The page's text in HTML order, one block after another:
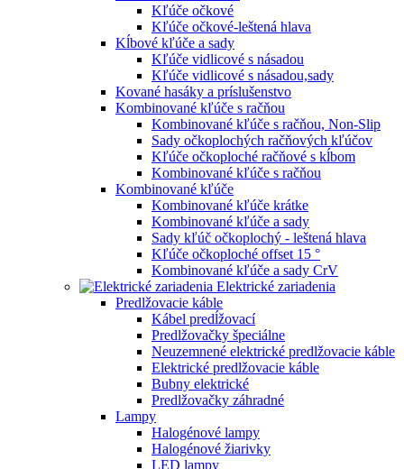
Kľúče očkové
Kľúče očkové-leštená hlava
Kĺbové kľúče a sady
Kľúče vidlicové s násadou
Kľúče vidlicové s násadou,sady
Kované hasáky a príslušenstvo
Kombinované kľúče s račňou
Kombinované kľúče s račňou, Non-Slip
Sady očkoplochých račňových kľúčov
Kľúče očkoploché račňové s kĺbom
Kombinované kľúče s račňou
Kombinované kľúče
Kombinované kľúče krátke
Kombinované kľúče a sady
Sady kľúč očkoplochý - leštená hlava
Kľúče očkoploché offset 15 °
Kombinované kľúče a sady CrV
Elektrické zariadenia
Predlžovacie káble
Kábel predĺžovací
Predlžovačky špeciálne
Neuzemnené elektrické predlžovacie káble
Elektrické predlžovacie káble
Bubny elektrické
Predlžovačky záhradné
Lampy
Halogénové lampy
Halogénové žiarivky
LED lampy